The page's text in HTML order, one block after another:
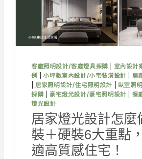
明
配
置
重
，
打
造
舒
質
感
空
間
客廳照明設計/客廳燈具採購
室內設計
例
|小坪數室內設計/小宅裝潢設計
居
|居家照明設計/住宅照明設計
臥室照
採購
豪宅燈光設計/豪宅照明設計
餐
燈光設計
居家燈光設計怎麼
裝＋硬裝6大重點
適高質感住宅！